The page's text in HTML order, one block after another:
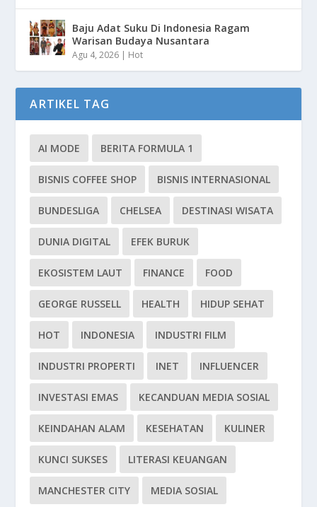
Baju Adat Suku Di Indonesia Ragam
Warisan Budaya Nusantara
Agu 4, 2026 | Hot
ARTIKEL TAG
AI MODE BERITA FORMULA 1
BISNIS COFFEE SHOP BISNIS INTERNASIONAL
BUNDESLIGA CHELSEA DESTINASI WISATA
DUNIA DIGITAL EFEK BURUK
EKOSISTEM LAUT FINANCE FOOD
GEORGE RUSSELL HEALTH HIDUP SEHAT
HOT INDONESIA INDUSTRI FILM
INDUSTRI PROPERTI INET INFLUENCER
INVESTASI EMAS KECANDUAN MEDIA SOSIAL
KEINDAHAN ALAM KESEHATAN KULINER
KUNCI SUKSES LITERASI KEUANGAN
MANCHESTER CITY MEDIA SOSIAL